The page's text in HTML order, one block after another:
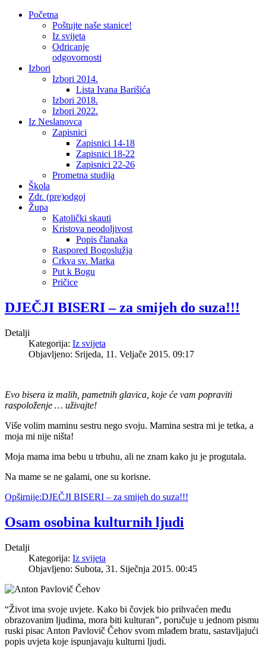
Početna
Poštujte naše stanice!
Iz svijeta
Odricanje
odgovornosti
Izbori
Izbori 2014.
Lista Ivana Barišića
Izbori 2018.
Izbori 2022.
Iz Neslanovca
Zapisnici
Zapisnici 14-18
Zapisnici 18-22
Zapisnici 22-26
Prometna studija
Škola
Zdr. (pre)odgoj
Župa
Katolički skauti
Kristova neodoljivost
Popis članaka
Raspored Bogoslužja
Crkva sv. Marka
Put k Bogu
Pričice
DJEČJI BISERI – za smijeh do suza!!!
Detalji
Kategorija: Iz svijeta
Objavljeno: Srijeda, 11. Veljače 2015. 09:17
Evo bisera iz malih, pametnih glavica, koje će vam popraviti
raspoloženje … uživajte!
Više volim maminu sestru nego svoju. Mamina sestra mi je tetka, a
moja mi nije ništa!
Moja mama ima bebu u trbuhu, ali ne znam kako ju je progutala.
Na mame se ne galami, one su korisne.
Opširnije:DJEČJI BISERI – za smijeh do suza!!!
Osam osobina kulturnih ljudi
Detalji
Kategorija: Iz svijeta
Objavljeno: Subota, 31. Siječnja 2015. 00:45
“Život ima svoje uvjete. Kako bi čovjek bio prihvaćen među
obrazovanim ljudima, mora biti kulturan”, poručuje u jednom pismu
ruski pisac Anton Pavlovič Čehov svom mlađem bratu, sastavljajući
popis uvjeta koje ispunjavaju kulturni ljudi.